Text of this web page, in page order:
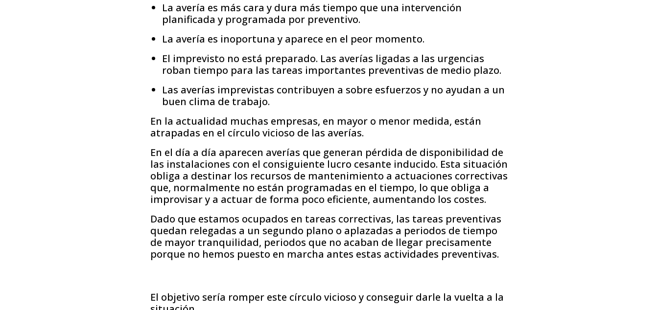
La avería es más cara y dura más tiempo que una intervención
planificada y programada por preventivo.
La avería es inoportuna y aparece en el peor momento.
El imprevisto no está preparado. Las averías ligadas a las urgencias
roban tiempo para las tareas importantes preventivas de medio plazo.
Las averías imprevistas contribuyen a sobre esfuerzos y no ayudan a un
buen clima de trabajo.
En la actualidad muchas empresas, en mayor o menor medida, están
atrapadas en el círculo vicioso de las averías.
En el día a día aparecen averías que generan pérdida de disponibilidad de
las instalaciones con el consiguiente lucro cesante inducido. Esta situación
obliga a destinar los recursos de mantenimiento a actuaciones correctivas
que, normalmente no están programadas en el tiempo, lo que obliga a
improvisar y a actuar de forma poco eficiente, aumentando los costes.
Dado que estamos ocupados en tareas correctivas, las tareas preventivas
quedan relegadas a un segundo plano o aplazadas a periodos de tiempo
de mayor tranquilidad, periodos que no acaban de llegar precisamente
porque no hemos puesto en marcha antes estas actividades preventivas.
El objetivo sería romper este círculo vicioso y conseguir darle la vuelta a la